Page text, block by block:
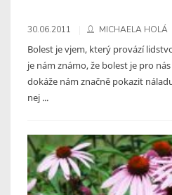
30.06.2011 MICHAELA HOLÁ
Bolest je vjem, který provází
je nám známo, že bolest je pro
dokáže nám značně pokazit
nej ...